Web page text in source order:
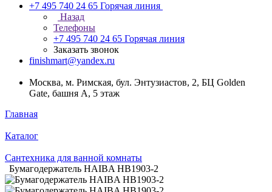
+7 495 740 24 65 Горячая линия
Назад
Телефоны
+7 495 740 24 65 Горячая линия
Заказать звонок
finishmart@yandex.ru
Москва, м. Римская, бул. Энтузиастов, 2, БЦ Golden
Gate, башня А, 5 этаж
Главная
Каталог
Сантехника для ванной комнаты
Бумагодержатель HAIBA HB1903-2